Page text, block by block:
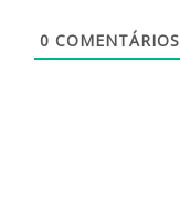
0 COMENTÁRIOS